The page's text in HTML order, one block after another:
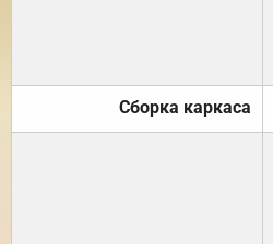
Сборка каркаса